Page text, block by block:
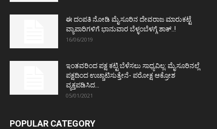
ಈ ದಂಪತಿ ನೋಡಿ ಮೈಸೂರಿನ ದೇವರಾಜ ಮಾರುಕಟ್ಟೆ
ವ್ಯಾಪಾರಿಗಳಿಗೆ ಭಾನುವಾರ ಬೆಳ್ಳಂಬೆಳಗ್ಗೆ ಶಾಕ್..!
16/06/2019
ಇಂತವರಿಂದ ಪಕ್ಷ ಕಟ್ಟಿ ಬೆಳೆಸಲು ಸಾಧ್ಯವಿಲ್ಲ: ಮೈಸೂರಿನಲ್ಲೆ
ಪಕ್ಷದಿಂದ ಉಚ್ಚಾಟಿಸುತ್ತೇನೆ- ಪರೋಕ್ಷ ಆಕ್ರೋಶ
ವ್ಯಕ್ತಪಡಿಸಿದ...
05/01/2021
POPULAR CATEGORY